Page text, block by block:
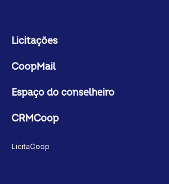
Licitações
CoopMail
Espaço do conselheiro
CRMCoop
LicitaCoop